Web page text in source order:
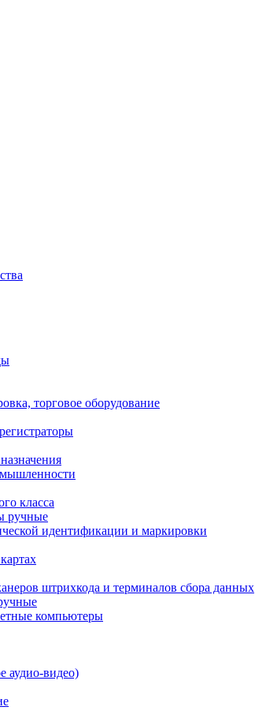
торговое оборудование
класса
ручные
идентификации и маркировки
штрихкода и терминалов сбора данных
компьютеры
аудио-видео)